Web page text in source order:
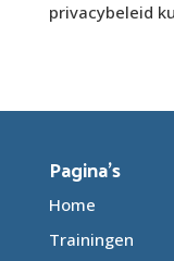
privacybeleid
Pagina’s
Home
Trainingen